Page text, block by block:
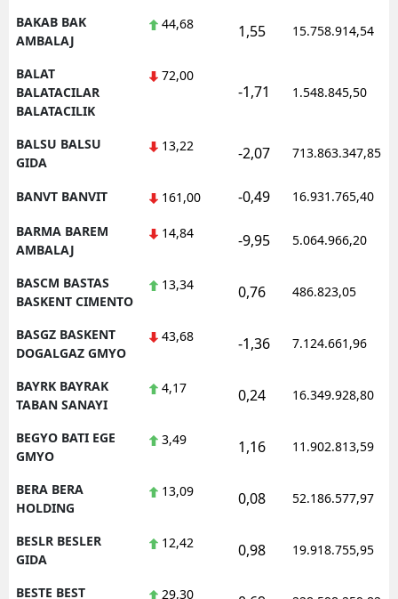
BAKAB BAK
AMBALAJ
44,68 1,55 15.758.914,54
BALAT
BALATACILAR
BALATACILIK
72,00
-1,71 1.548.845,50
BALSU BALSU
GIDA
13,22 -2,07 713.863.347,85
BANVT BANVIT 161,00 -0,49 16.931.765,40
BARMA BAREM
AMBALAJ
14,84 -9,95 5.064.966,20
BASCM BASTAS
BASKENT CIMENTO
13,34 0,76 486.823,05
BASGZ BASKENT
DOGALGAZ GMYO
43,68 -1,36 7.124.661,96
BAYRK BAYRAK
TABAN SANAYI
4,17 0,24 16.349.928,80
BEGYO BATI EGE
GMYO
3,49 1,16 11.902.813,59
BERA BERA
HOLDING
13,09 0,08 52.186.577,97
BESLR BESLER
GIDA
12,42 0,98 19.918.755,95
BESTE BEST
29,30